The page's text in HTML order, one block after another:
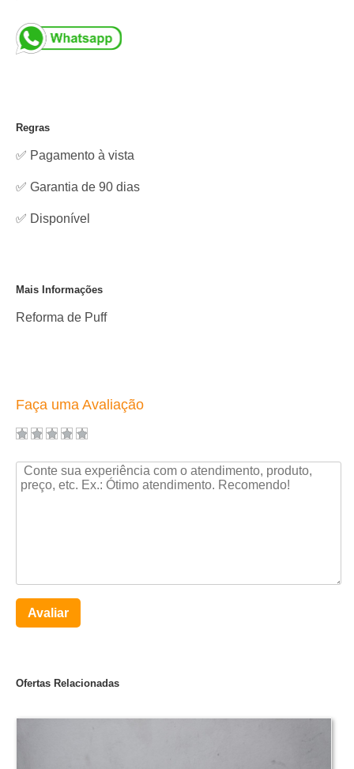
Regras
✅ Pagamento à vista
✅ Garantia de 90 dias
✅ Disponível
Mais Informações
Reforma de Puff
Faça uma Avaliação
Avaliar
Ofertas Relacionadas